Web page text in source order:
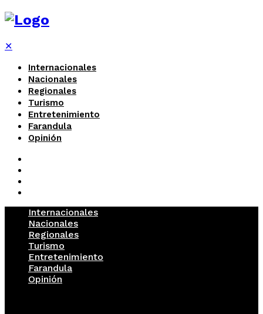
✕
Internacionales
Nacionales
Regionales
Turismo
Entretenimiento
Farandula
Opinión
Internacionales
Nacionales
Regionales
Turismo
Entretenimiento
Farandula
Opinión